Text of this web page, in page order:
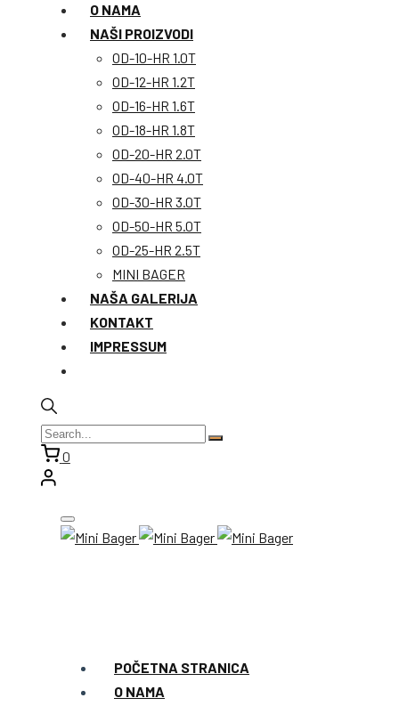
O NAMA
NAŠI PROIZVODI
OD-10-HR 1.0T
OD-12-HR 1.2T
OD-16-HR 1.6T
OD-18-HR 1.8T
OD-20-HR 2.0T
OD-40-HR 4.0T
OD-30-HR 3.0T
OD-50-HR 5.0T
OD-25-HR 2.5T
MINI BAGER
NAŠA GALERIJA
KONTAKT
IMPRESSUM
0
POČETNA STRANICA
O NAMA